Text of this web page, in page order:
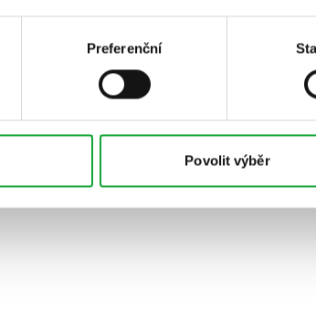
Preferenční
Povolit výběr